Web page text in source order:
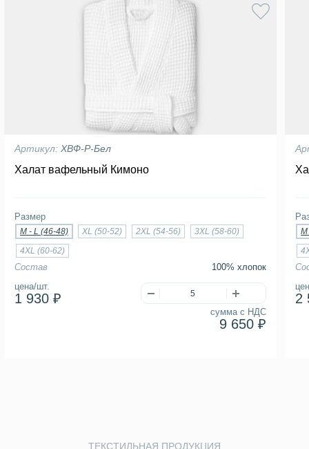
Артикул: ХВФ-Р-Бел
Халат вафельный Кимоно
цена/шт.
1 930 ₽
сумма с НДС
9 650 ₽
Состав 100% хлопок
Размер
M - L (46-48) XL (50-52) 2XL (54-56)
3XL (58-60)
4XL (60-62)
2
ТЕКСТИЛЬНАЯ ПРОДУКЦИЯ